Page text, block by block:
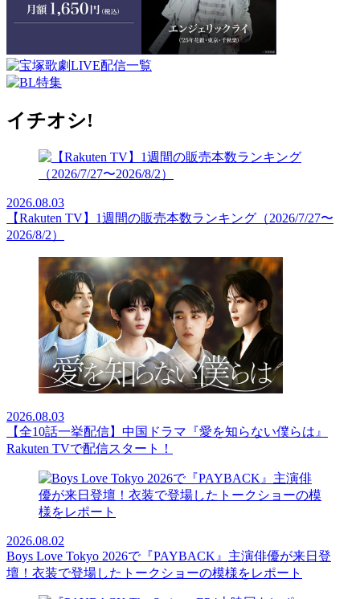
イチオシ!
2026.08.03
【Rakuten TV】1週間の販売本数ランキング（2026/7/27〜
2026/8/2）
2026.08.03
【全10話一挙配信】中国ドラマ『愛を知らない僕らは』
Rakuten TVで配信スタート！
2026.08.02
Boys Love Tokyo 2026で『PAYBACK』主演俳優が来日登
壇！衣装で登場したトークショーの模様をレポート